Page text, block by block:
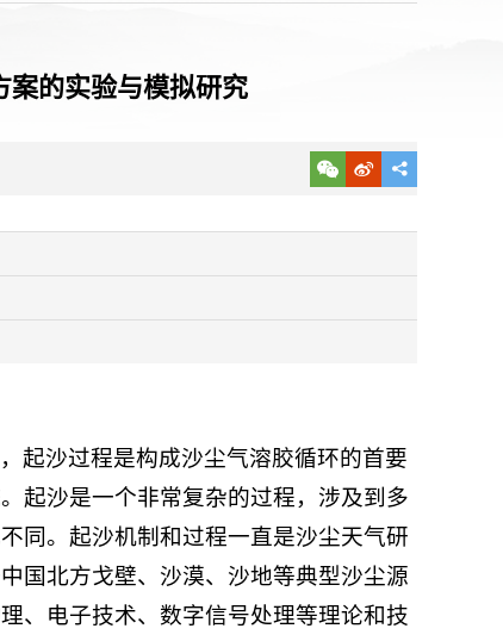
案的实验与模拟研究
起沙过程是构成沙尘气溶胶循环的首要
起沙是一个非常复杂的过程，涉及到多
同。起沙机制和过程一直是沙尘天气研
国北方戈壁、沙漠、沙地等典型沙尘源
、电子技术、数字信号处理等理论和技